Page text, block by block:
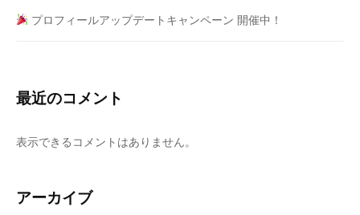
プロフィールアップデートキャンペーン 開催中！
最近のコメント
表示できるコメントはありません。
アーカイブ